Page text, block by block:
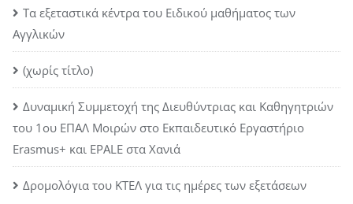
Τα εξεταστικά κέντρα του Ειδικού μαθήματος των
Αγγλικών
(χωρίς τίτλο)
Δυναμική Συμμετοχή της Διευθύντριας και Καθηγητριών
του 1ου ΕΠΑΛ Μοιρών στο Εκπαιδευτικό Εργαστήριο
Erasmus+ και EPALE στα Χανιά
Δρομολόγια του ΚΤΕΛ για τις ημέρες των εξετάσεων